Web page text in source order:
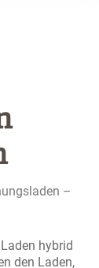
–
hybrid
den Laden,